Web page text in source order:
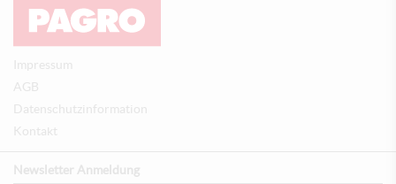
Impressum
AGB
Datenschutzinformation
Kontakt
Newsletter Anmeldung